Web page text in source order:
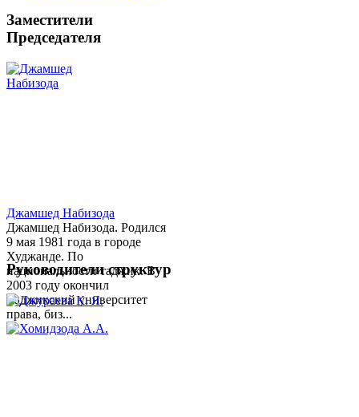
Заместители
Председателя
Джамшед Набизода
Джамшед Набизода. Родился
9 мая 1981 года в городе
Худжанде. По
национальности таджик. В
2003 году окончил
Таджикский университет
права, биз...
Руководители структур